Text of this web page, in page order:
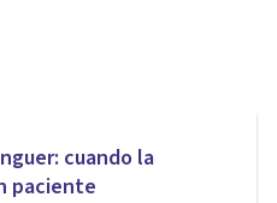
cuando la
paciente